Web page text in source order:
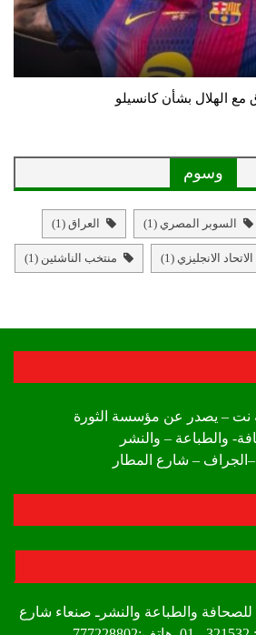
مع الهلال بشأن كانسيلو
وسوم
السوبر المصري (1) العراق (1)
الانجليزي (1) منتخب الناشئين (1)
نت – يصدر عن مؤسسة الثورة
والطباعة – والنشر
– شارع المطار
للصحافة والطباعة والنشرـ صنعاء شارع